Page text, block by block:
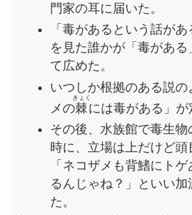
門家の耳に届いた。
「毒があるという話が
を見た誰かが「毒がある
て広めた。
いつしか根拠のある説
メの棘
きょく
には毒がある」が
その後、水族館で毒生物
時に、立場は上だけど頭
「ネコザメも背鰭にト
るんじゃね？」といい加
た。